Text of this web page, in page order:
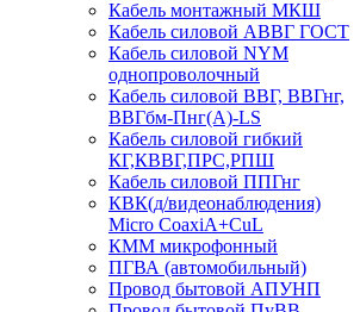
Кабель монтажный МКШ
Кабель силовой АВВГ ГОСТ
Кабель силовой NYM
однопроволочный
Кабель силовой ВВГ, ВВГнг,
ВВГбм-Пнг(А)-LS
Кабель силовой гибкий
КГ,КВВГ,ПРС,РПШ
Кабель силовой ППГнг
КВК(д/видеонаблюдения)
Micro CoaxiA+CuL
КММ микрофонный
ПГВА (автомобильный)
Провод бытовой АПУНП